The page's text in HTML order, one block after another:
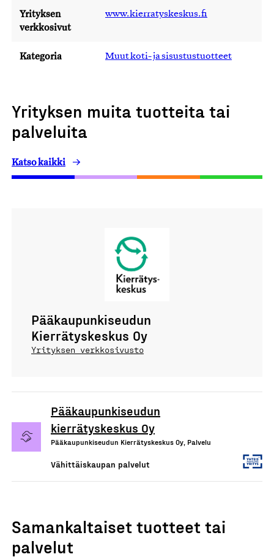
Yrityksen
verkkosivut
www.kierratyskeskus.fi
Kategoria Muut koti- ja sisustustuotteet
Yrityksen muita tuotteita tai
palveluita
Katso kaikki
Pääkaupunkiseudun
Kierrätyskeskus Oy
Yrityksen verkkosivusto
Pääkaupunkiseudun
kierrätyskeskus Oy
Pääkaupunkiseudun Kierrätyskeskus Oy, Palvelu
Vähittäiskaupan palvelut
Samankaltaiset tuotteet tai
palvelut